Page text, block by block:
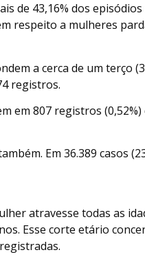
de 43,16% dos
respeito a mulheres
a cerca de um terço
registros.
em 807 registros
Em 36.389 casos
atravesse todas as
Esse corte etário